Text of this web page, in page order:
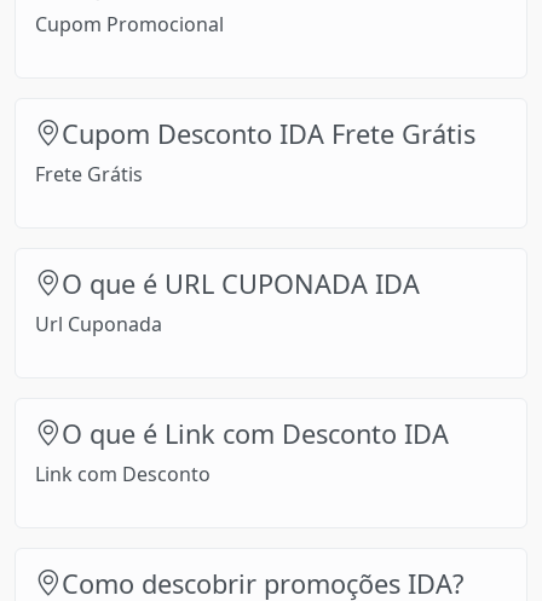
Cupom Promocional
Cupom Desconto IDA Frete Grátis
Frete Grátis
O que é URL CUPONADA IDA
Url Cuponada
O que é Link com Desconto IDA
Link com Desconto
Como descobrir promoções IDA?